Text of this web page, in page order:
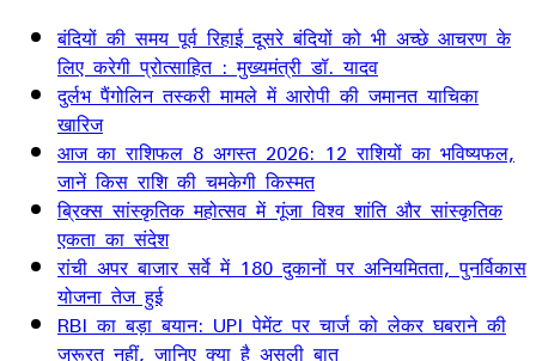
बंदियों की समय पूर्व रिहाई दूसरे बंदियों को भी अच्छे आचरण के
लिए करेगी प्रोत्साहित : मुख्यमंत्री डॉ. यादव
दुर्लभ पैंगोलिन तस्करी मामले में आरोपी की जमानत याचिका
खारिज
आज का राशिफल 8 अगस्त 2026: 12 राशियों का भविष्यफल,
जानें किस राशि की चमकेगी किस्मत
ब्रिक्स सांस्कृतिक महोत्सव में गूंजा विश्व शांति और सांस्कृतिक
एकता का संदेश
रांची अपर बाजार सर्वे में 180 दुकानों पर अनियमितता, पुनर्विकास
योजना तेज हुई
RBI का बड़ा बयान: UPI पेमेंट पर चार्ज को लेकर घबराने की